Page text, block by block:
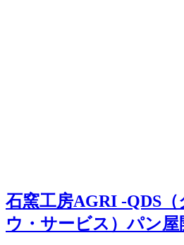
石窯工房AGRI -QDS
ウ・サービス）パン屋